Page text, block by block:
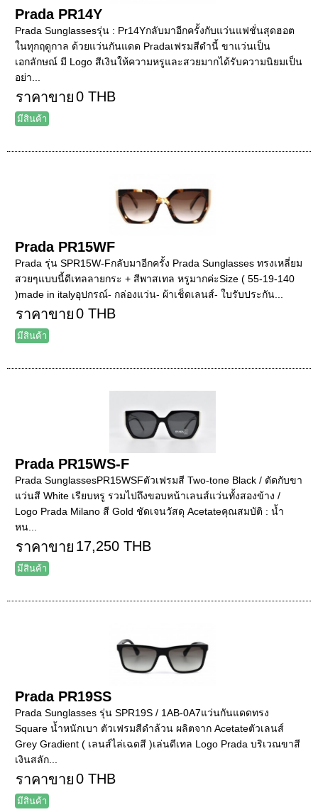
Prada PR14Y
Prada Sunglassesรุ่น : Pr14Yกลับมาอีกครั้งกับแว่นแฟชั่นสุดฮอต
ในทุกฤดูกาล ด้วยแว่นกันแดด Pradaเฟรมสีดำนี้ ขาแว่นเป็น
เอกลักษณ์ มี Logo สีเงินให้ความหรูและสวยมากได้รับความนิยมเป็น
อย่า...
ราคาขาย0 THB
มีสินค้า
Prada PR15WF
Prada รุ่น SPR15W-Fกลับมาอีกครั้ง Prada Sunglasses ทรงเหลี่ยม
สวยๆแบบนี้ดีเทลลายกระ + สีพาสเทล หรูมากค่ะSize ( 55-19-140
)made in italyอุปกรณ์- กล่องแว่น- ผ้าเช็ดเลนส์- ใบรับประกัน...
ราคาขาย0 THB
มีสินค้า
Prada PR15WS-F
Prada SunglassesPR15WSFตัวเฟรมสี Two-tone Black / ตัดกับขา
แว่นสี White เรียบหรู รวมไปถึงขอบหน้าเลนส์แว่นทั้งสองข้าง /
Logo Prada Milano สี Gold ชัดเจนวัสดุ Acetateคุณสมบัติ : น้ำ
หน...
ราคาขาย 17,250 THB
มีสินค้า
Prada PR19SS
Prada Sunglasses รุ่น SPR19S / 1AB-0A7แว่นกันแดดทรง
Square น้ำหนักเบา ตัวเฟรมสีดำล้วน ผลิตจาก Acetateตัวเลนส์
Grey Gradient ( เลนส์ไล่เฉดสี )เล่นดีเทล Logo Prada บริเวณขาสี
เงินสลัก...
ราคาขาย0 THB
มีสินค้า